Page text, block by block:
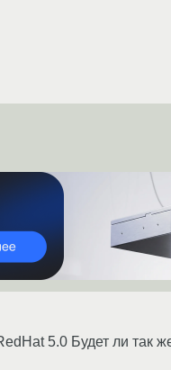
5.0 Будет ли так